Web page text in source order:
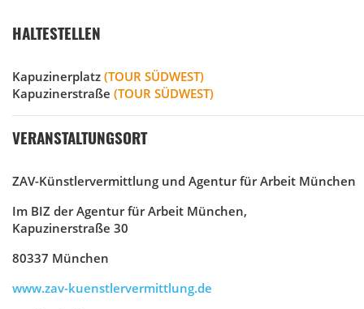
HALTESTELLEN
Kapuzinerplatz (TOUR SÜDWEST)
Kapuzinerstraße (TOUR SÜDWEST)
VERANSTALTUNGSORT
ZAV-Künstlervermittlung und Agentur für Arbeit München
Im BIZ der Agentur für Arbeit München,
Kapuzinerstraße 30
80337 München
www.zav-kuenstlervermittlung.de